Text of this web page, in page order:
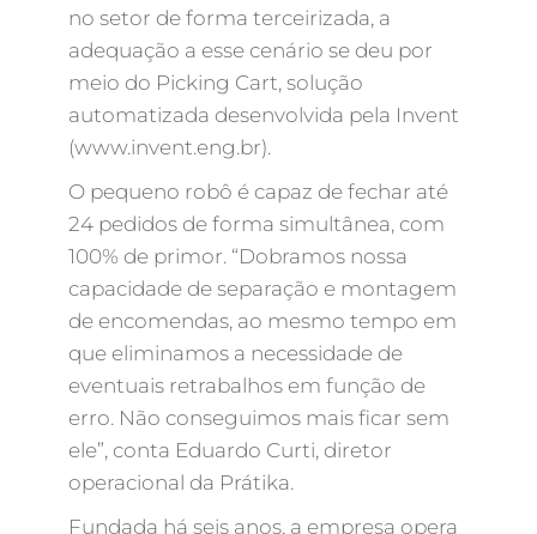
no setor de forma terceirizada, a
adequação a esse cenário se deu por
meio do Picking Cart, solução
automatizada desenvolvida pela Invent
(www.invent.eng.br).
O pequeno robô é capaz de fechar até
24 pedidos de forma simultânea, com
100% de primor. “Dobramos nossa
capacidade de separação e montagem
de encomendas, ao mesmo tempo em
que eliminamos a necessidade de
eventuais retrabalhos em função de
erro. Não conseguimos mais ficar sem
ele”, conta Eduardo Curti, diretor
operacional da Prátika.
Fundada há seis anos, a empresa opera